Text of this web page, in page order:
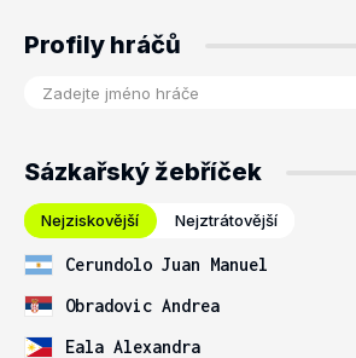
Profily hráčů
Sázkařský žebříček
Nejziskovější Nejztrátovější
Cerundolo Juan Manuel
Obradovic Andrea
Eala Alexandra